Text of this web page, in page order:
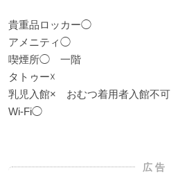
貴重品ロッカー◯
アメニティ◯
喫煙所◯ 一階
タトゥー☓
乳児入館× おむつ着用者入館不可
Wi-Fi◯